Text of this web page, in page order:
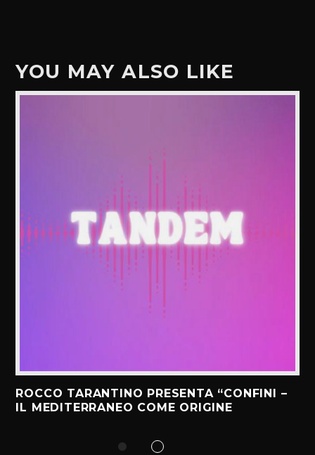
YOU MAY ALSO LIKE
ROCCO TARANTINO PRESENTA “CONFINI –
IL MEDITERRANEO COME ORIGINE